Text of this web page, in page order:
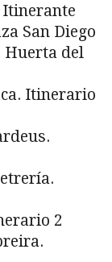
Itinerante
San Diego
Huerta del
Itinerario
2